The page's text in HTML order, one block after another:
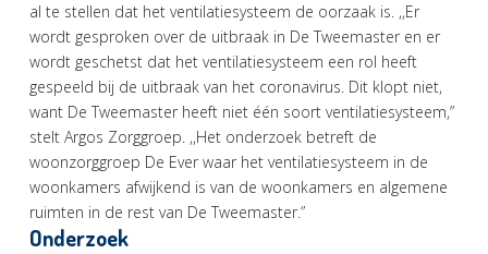
al te stellen dat het ventilatiesysteem de oorzaak is. ,,Er
wordt gesproken over de uitbraak in De Tweemaster en er
wordt geschetst dat het ventilatiesysteem een rol heeft
gespeeld bij de uitbraak van het coronavirus. Dit klopt niet,
want De Tweemaster heeft niet één soort ventilatiesysteem,”
stelt Argos Zorggroep. ,,Het onderzoek betreft de
woonzorggroep De Ever waar het ventilatiesysteem in de
woonkamers afwijkend is van de woonkamers en algemene
ruimten in de rest van De Tweemaster.”
Onderzoek